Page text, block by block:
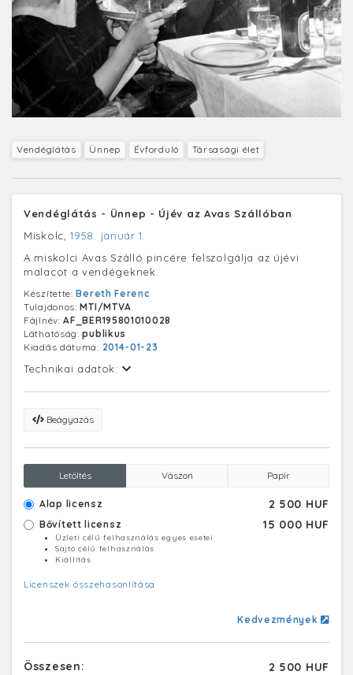
Vendéglátás Ünnep Évforduló Társasági élet
Vendéglátás - Ünnep - Újév az Avas Szállóban
Miskolc,1958. január 1.
A miskolci Avas Szálló pincére felszolgálja az újévi
malacot a vendégeknek.
Készítette:Bereth Ferenc
Tulajdonos:MTI/MTVA
Fájlnév:AF_BER195801010028
Láthatóság:publikus
Kiadás dátuma: 2014-01-23
Technikai adatok:
Beágyazás
Letöltés Vászon Papír
Alap licensz 2 500 HUF
Bővített licensz 15 000 HUF
Üzleti célú felhasználás egyes esetei
Sajtó célú felhasználás
Kiállítás
Licenszek összehasonlítása
Kedvezmények
Összesen: 2 500 HUF